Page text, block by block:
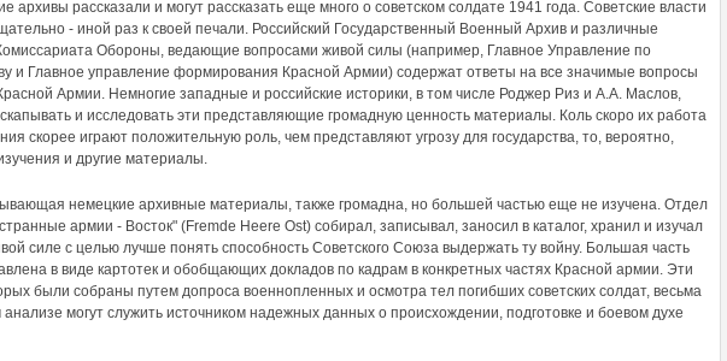
архивы рассказали и могут рассказать еще много о советском солдате 1941 года. Советские власти
- иной раз к своей печали. Российский Государственный Военный Архив и различные
Обороны, ведающие вопросами живой силы (например, Главное Управление по
и Главное управление формирования Красной Армии) содержат ответы на все значимые вопросы
Армии. Немногие западные и российские историки, в том числе Роджер Риз и А.А. Маслов,
и исследовать эти представляющие громадную ценность материалы. Коль скоро их работа
скорее играют положительную роль, чем представляют угрозу для государства, то, вероятно,
и другие материалы.
немецкие архивные материалы, также громадна, но большей частью еще не изучена. Отдел
армии - Восток" (Fremde Heere Ost) собирал, записывал, заносил в каталог, хранил и изучал
силе с целью лучше понять способность Советского Союза выдержать ту войну. Большая часть
в виде картотек и обобщающих докладов по кадрам в конкретных частях Красной армии. Эти
были собраны путем допроса военнопленных и осмотра тел погибших советских солдат, весьма
могут служить источником надежных данных о происхождении, подготовке и боевом духе